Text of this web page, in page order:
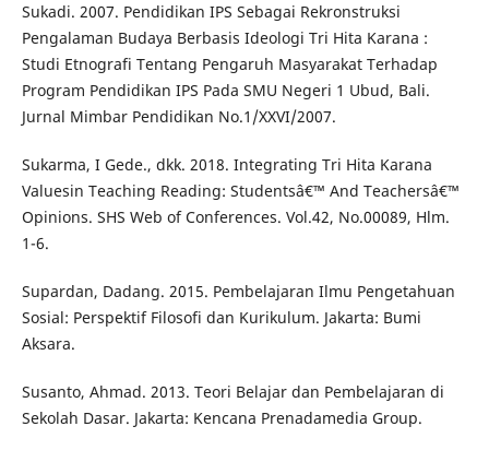
Sukadi. 2007. Pendidikan IPS Sebagai Rekronstruksi
Pengalaman Budaya Berbasis Ideologi Tri Hita Karana :
Studi Etnografi Tentang Pengaruh Masyarakat Terhadap
Program Pendidikan IPS Pada SMU Negeri 1 Ubud, Bali.
Jurnal Mimbar Pendidikan No.1/XXVI/2007.
Sukarma, I Gede., dkk. 2018. Integrating Tri Hita Karana
Valuesin Teaching Reading: Studentsâ€™ And Teachersâ€™
Opinions. SHS Web of Conferences. Vol.42, No.00089, Hlm.
1-6.
Supardan, Dadang. 2015. Pembelajaran Ilmu Pengetahuan
Sosial: Perspektif Filosofi dan Kurikulum. Jakarta: Bumi
Aksara.
Susanto, Ahmad. 2013. Teori Belajar dan Pembelajaran di
Sekolah Dasar. Jakarta: Kencana Prenadamedia Group.